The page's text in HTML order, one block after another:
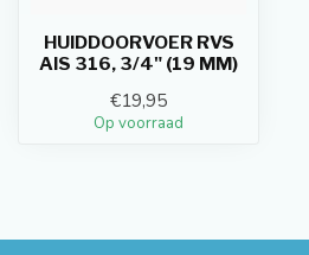
HUIDDOORVOER RVS
AIS 316, 3/4" (19 MM)
€19,95
Op voorraad